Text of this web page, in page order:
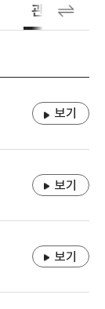
관련 추천 학
보기
보기
보기